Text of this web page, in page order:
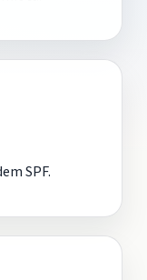
SPF.